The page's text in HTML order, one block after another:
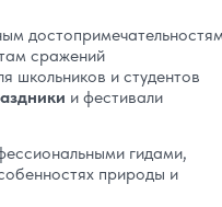
сражений
школьников и студентов
и фестивали
гидами,
природы и